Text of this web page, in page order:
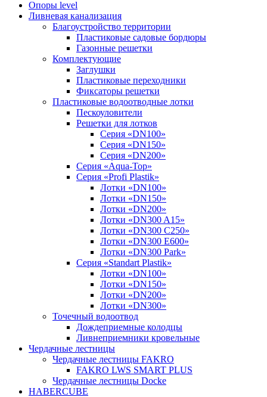
Опоры level
Ливневая канализация
Благоустройство территории
Пластиковые садовые бордюры
Газонные решетки
Комплектующие
Заглушки
Пластиковые переходники
Фиксаторы решетки
Пластиковые водоотводные лотки
Пескоуловители
Решетки для лотков
Серия «DN100»
Серия «DN150»
Серия «DN200»
Серия «Aqua-Top»
Серия «Profi Plastik»
Лотки «DN100»
Лотки «DN150»
Лотки «DN200»
Лотки «DN300 A15»
Лотки «DN300 C250»
Лотки «DN300 E600»
Лотки «DN300 Park»
Серия «Standart Plastik»
Лотки «DN100»
Лотки «DN150»
Лотки «DN200»
Лотки «DN300»
Точечный водоотвод
Дождеприемные колодцы
Ливнеприемники кровельные
Чердачные лестницы
Чердачные лестницы FAKRO
FAKRO LWS SMART PLUS
Чердачные лестницы Docke
HABERCUBE